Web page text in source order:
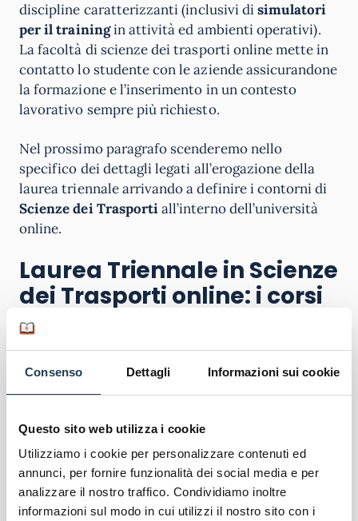
Consenso Dettagli Informazioni sui cookie
Questo sito web utilizza i cookie
Utilizziamo i cookie per personalizzare contenuti ed
annunci, per fornire funzionalità dei social media e per
analizzare il nostro traffico. Condividiamo inoltre
informazioni sul modo in cui utilizzi il nostro sito con i
discipline caratterizzanti (inclusivi disimulatori
per il trainingin attività ed ambienti operativi).
La facoltà di scienze dei trasporti online mette in
contatto lo studente con le aziende assicurandone
la formazione e l’inserimento in un contesto
lavorativo sempre più richiesto.
Nel prossimo paragrafo scenderemo nello
specifico dei dettagli legati all’erogazione della
laurea triennale arrivando a definire i contorni di
Scienze dei Trasportiall’interno dell’università
online.
Laurea Triennale in Scienze
dei Trasporti online: i corsi
disponibili
Scienze e Tecnologie dei Trasporti (Flight Crew
Licence)
L-28
180